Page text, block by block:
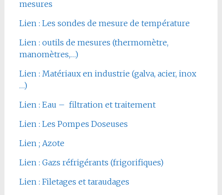
mesures
Lien : Les sondes de mesure de température
Lien : outils de mesures (thermomètre,
manomètres,…)
Lien : Matériaux en industrie (galva, acier, inox
…)
Lien : Eau – filtration et traitement
Lien : Les Pompes Doseuses
Lien ; Azote
Lien : Gazs réfrigérants (frigorifiques)
Lien : Filetages et taraudages